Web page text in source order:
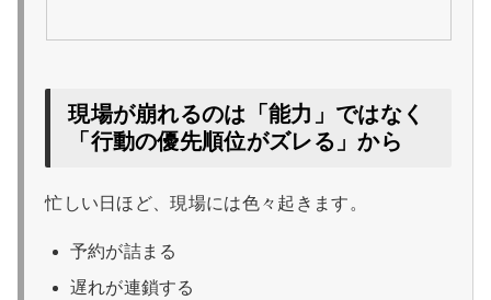
現場が崩れるのは「能力」ではなく
「行動の優先順位がズレる」から
忙しい日ほど、現場には色々起きます。
予約が詰まる
遅れが連鎖する